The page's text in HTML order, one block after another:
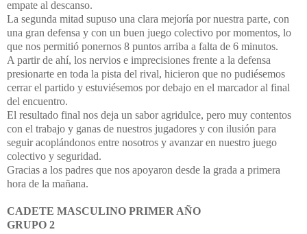
empate al descanso.
La segunda mitad supuso una clara mejoría por nuestra parte, con
una gran defensa y con un buen juego colectivo por momentos, lo
que nos permitió ponernos 8 puntos arriba a falta de 6 minutos.
A partir de ahí, los nervios e imprecisiones frente a la defensa
presionarte en toda la pista del rival, hicieron que no pudiésemos
cerrar el partido y estuviésemos por debajo en el marcador al final
del encuentro.
El resultado final nos deja un sabor agridulce, pero muy contentos
con el trabajo y ganas de nuestros jugadores y con ilusión para
seguir acoplándonos entre nosotros y avanzar en nuestro juego
colectivo y seguridad.
Gracias a los padres que nos apoyaron desde la grada a primera
hora de la mañana.
CADETE MASCULINO PRIMER AÑO
GRUPO 2